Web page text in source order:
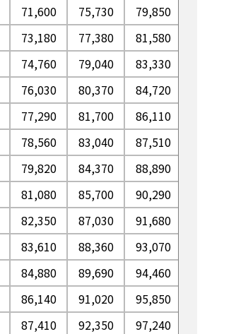
71,600 75,730 79,850
73,180 77,380 81,580
74,760 79,040 83,330
76,030 80,370 84,720
77,290 81,700 86,110
78,560 83,040 87,510
79,820 84,370 88,890
81,080 85,700 90,290
82,350 87,030 91,680
83,610 88,360 93,070
84,880 89,690 94,460
86,140 91,020 95,850
87,410 92,350 97,240